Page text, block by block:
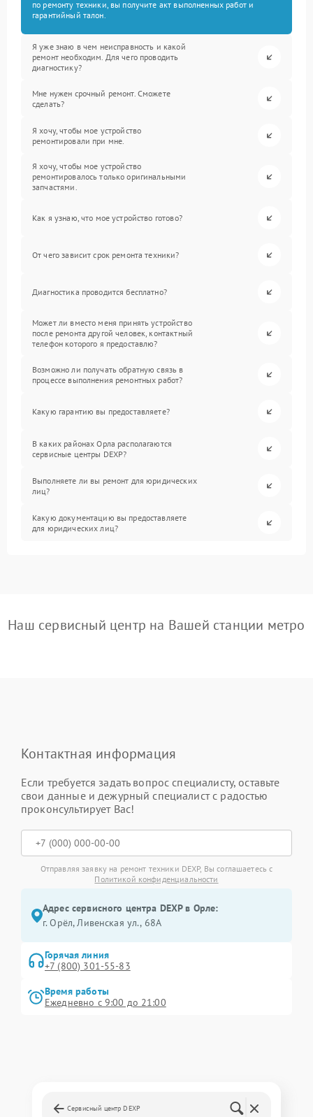
по ремонту техники, вы получите акт выполненных работ и
гарантийный талон.
Я уже знаю в чем неисправность и какой
ремонт необходим. Для чего проводить
диагностику?
Мне нужен срочный ремонт. Сможете
сделать?
Я хочу, чтобы мое устройство
ремонтировали при мне.
Я хочу, чтобы мое устройство
ремонтировалось только оригинальными
запчастями.
Как я узнаю, что мое устройство готово?
От чего зависит срок ремонта техники?
Диагностика проводится бесплатно?
Может ли вместо меня принять устройство
после ремонта другой человек, контактный
телефон которого я предоставлю?
Возможно ли получать обратную связь в
процессе выполнения ремонтных работ?
Какую гарантию вы предоставляете?
В каких районах Орла располагаются
сервисные центры DEXP?
Выполняете ли вы ремонт для юридических
лиц?
Какую документацию вы предоставляете
для юридических лиц?
Наш сервисный центр на Вашей станции метро
Контактная информация
Если требуется задать вопрос специалисту, оставьте
свои данные и дежурный специалист с радостью
проконсультирует Вас!
Отправляя заявку на ремонт техники DEXP, Вы соглашаетесь с
Политикой конфиденциальности
Адрес сервисного центра DEXP в Орле:
г. Орёл, Ливенская ул., 68А
Горячая линия
+7 (800) 301-55-83
Время работы
Ежедневно с 9:00 до 21:00
Сервисный центр DEXP